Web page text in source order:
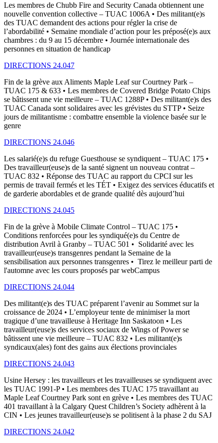
Les membres de Chubb Fire and Security Canada obtiennent une
nouvelle convention collective – TUAC 1006A • Des militant(e)s
des TUAC demandent des actions pour régler la crise de
l’abordabilité • Semaine mondiale d’action pour les préposé(e)s aux
chambres : du 9 au 15 décembre • Journée internationale des
personnes en situation de handicap
DIRECTIONS 24.047
Fin de la grève aux Aliments Maple Leaf sur Courtney Park –
TUAC 175 & 633 • Les membres de Covered Bridge Potato Chips
se bâtissent une vie meilleure – TUAC 1288P • Des militant(e)s des
TUAC Canada sont solidaires avec les grévistes du STTP • Seize
jours de militantisme : combattre ensemble la violence basée sur le
genre
DIRECTIONS 24.046
Les salarié(e)s du refuge Guesthouse se syndiquent – TUAC 175 •
Des travailleur(euse)s de la santé signent un nouveau contrat –
TUAC 832 • Réponse des TUAC au rapport du CPCI sur les
permis de travail fermés et les TÉT • Exigez des services éducatifs et
de garderie abordables et de grande qualité dès aujourd’hui
DIRECTIONS 24.045
Fin de la grève à Mobile Climate Control – TUAC 175 •
Conditions renforcées pour les syndiqué(e)s du Centre de
distribution Avril à Granby – TUAC 501 • Solidarité avec les
travailleur(euse)s transgenres pendant la Semaine de la
sensibilisation aux personnes transgenres • Tirez le meilleur parti de
l'automne avec les cours proposés par webCampus
DIRECTIONS 24.044
Des militant(e)s des TUAC préparent l’avenir au Sommet sur la
croissance de 2024 • L’employeur tente de minimiser la mort
tragique d’une travailleuse à Heritage Inn Saskatoon • Les
travailleur(euse)s des services sociaux de Wings of Power se
bâtissent une vie meilleure – TUAC 832 • Les militant(e)s
syndicaux(ales) font des gains aux élections provinciales
DIRECTIONS 24.043
Usine Hersey : les travailleurs et les travailleuses se syndiquent avec
les TUAC 1991-P • Les membres des TUAC 175 travaillant au
Maple Leaf Courtney Park sont en grève • Les membres des TUAC
401 travaillant à la Calgary Quest Children’s Society adhèrent à la
CIN • Les jeunes travailleur(euse)s se politisent à la phase 2 du SAJ
DIRECTIONS 24.042